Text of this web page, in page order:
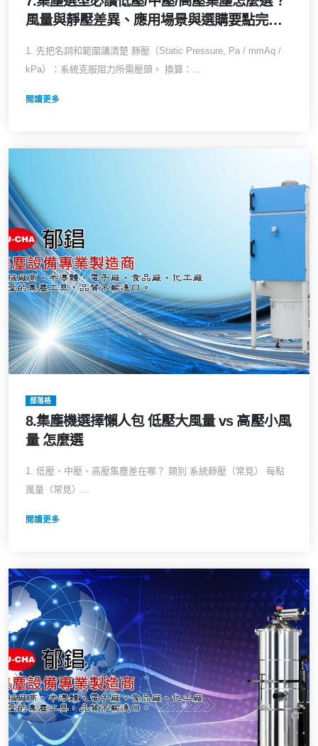
風量與靜壓差異、應用場景與選購要點完整
最新）
1. 先把名詞和範圍講清楚 靜壓（Static Pressure, Pa / mmAq /
kPa）：系統克服阻力所需壓頭。 換算：...
閱讀更多
部落格
8.集塵機選擇懶人包 低壓大風量 vs 高壓小風
量 怎麼選
1. 低壓、中壓、高壓集塵差在哪？ 類別 系統靜壓（常見） 每點
風量（常見）...
閱讀更多